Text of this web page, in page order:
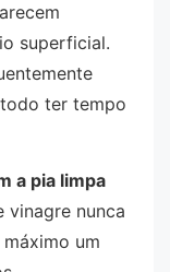
superficial.
ter tempo
a pia limpa
vinagre nunca
um